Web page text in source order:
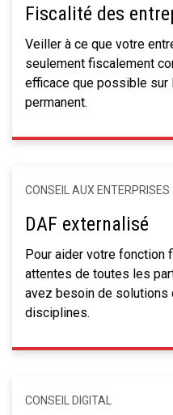
Fiscalité des
Veiller à ce que votre
seulement fiscalement
efficace que possible
permanent.
CONSEIL AUX ENTERPRISES
DAF externalisé
Pour aider votre fonction
attentes de toutes les
avez besoin de solutions
disciplines.
CONSEIL DIGITAL